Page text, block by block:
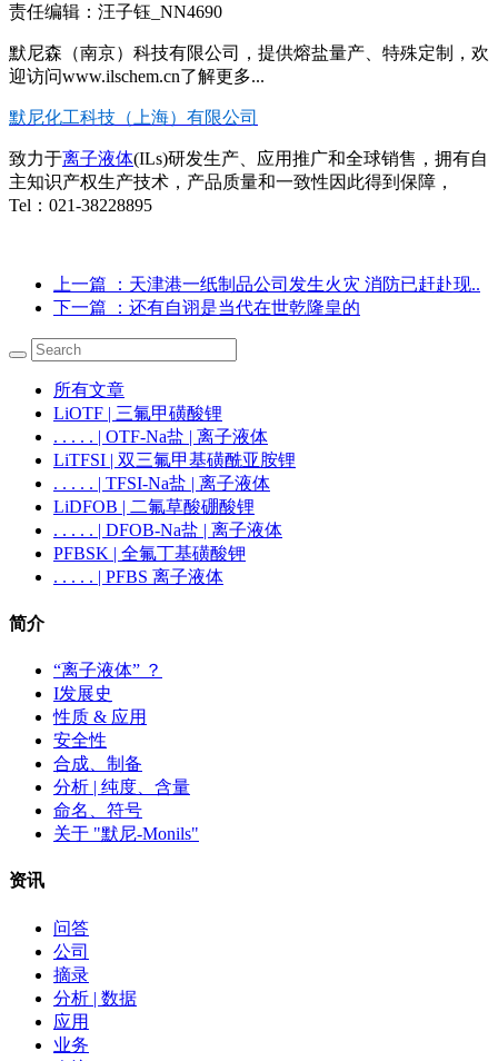
责任编辑：汪子钰_NN4690
默尼森（南京）科技有限公司，提供熔盐量产、特殊定制，欢
迎访问www.ilschem.cn了解更多...
默尼化工科技（上海）有限公司
致力于离子液体(ILs)研发生产、应用推广和全球销售，拥有自
主知识产权生产技术，产品质量和一致性因此得到保障，
Tel：021-38228895
上一篇
：天津港一纸制品公司发生火灾 消防已赶赴现..
下一篇
：还有自诩是当代在世乾隆皇的
所有文章
LiOTF | 三氟甲磺酸锂
. . . . . | OTF-Na盐 | 离子液体
LiTFSI | 双三氟甲基磺酰亚胺锂
. . . . . | TFSI-Na盐 | 离子液体
LiDFOB | 二氟草酸硼酸锂
. . . . . | DFOB-Na盐 | 离子液体
PFBSK | 全氟丁基磺酸钾
. . . . . | PFBS 离子液体
简介
“离子液体” ？
I发展史
性质 & 应用
安全性
合成、制备
分析 | 纯度、含量
命名、符号
关于 "默尼-Monils"
资讯
问答
公司
摘录
分析 | 数据
应用
业务